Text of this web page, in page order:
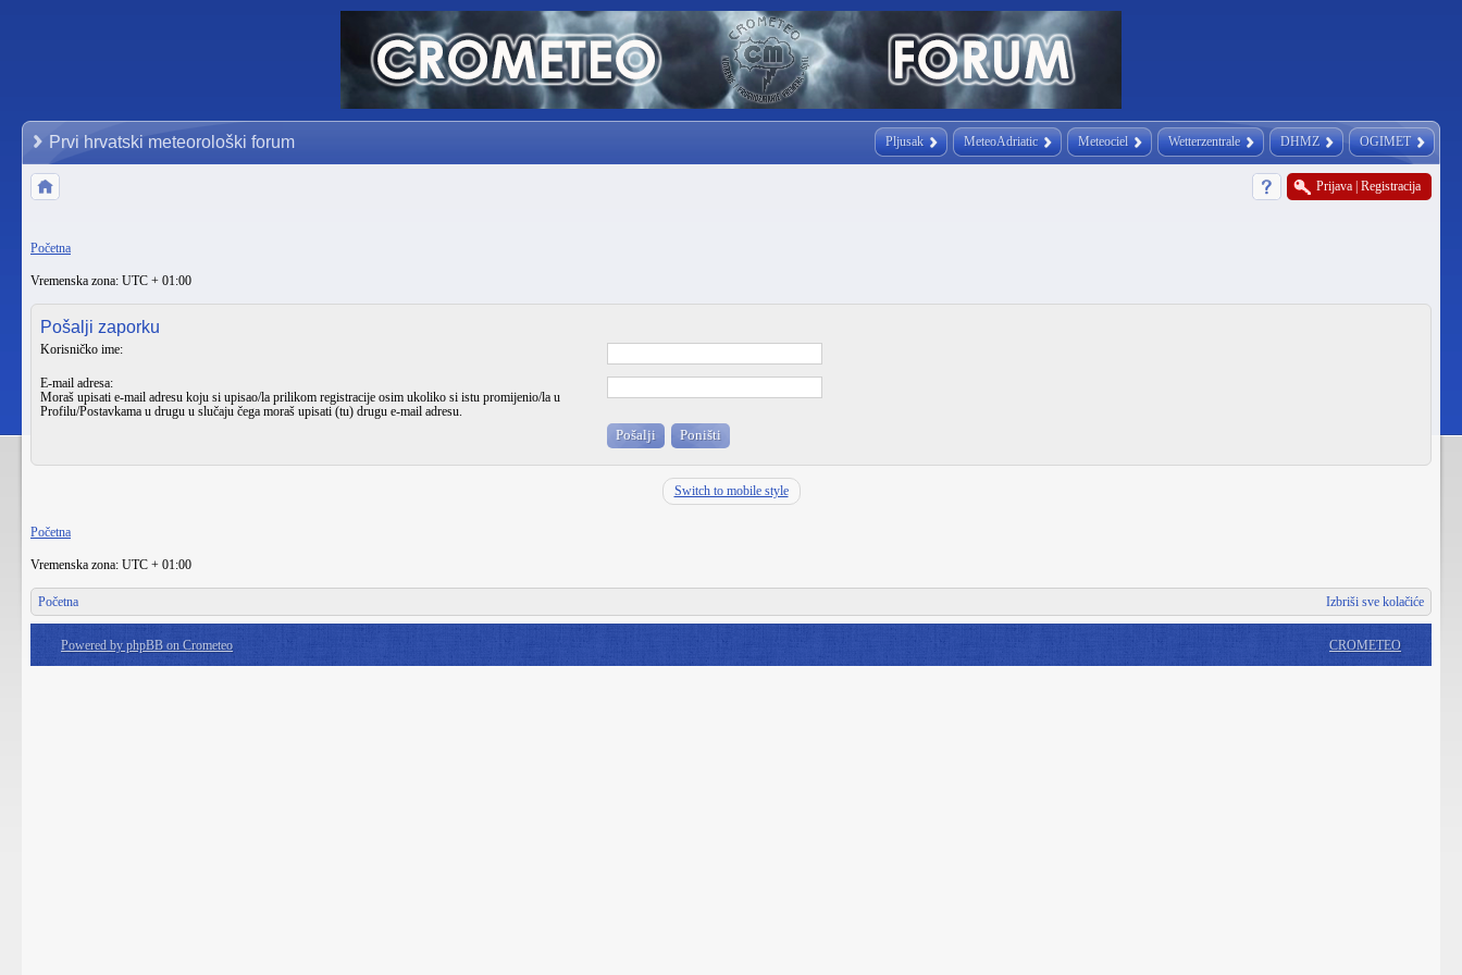
Pljusak MeteoAdriatic Meteociel Wetterzentrale DHMZ OGIMET
Prvi hrvatski meteorološki forum
Prijava Registracija
Početna
Vremenska zona: UTC + 01:00
Pošalji zaporku
Korisničko ime:
E-mail adresa:
Moraš upisati e-mail adresu koju si upisao/la prilikom registracije osim ukoliko si istu promijenio/la u
Profilu/Postavkama u drugu u slučaju čega moraš upisati (tu) drugu e-mail adresu.
Switch to mobile style
Početna
Vremenska zona: UTC + 01:00
Početna Izbriši sve kolačiće
Powered by phpBB on Crometeo CROMETEO